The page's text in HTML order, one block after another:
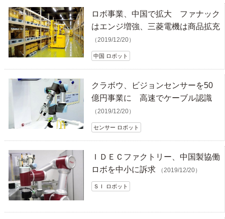
ロボ事業、中国で拡大 ファナック
はエンジ増強、三菱電機は商品拡充
（2019/12/20）
中国 ロボット
クラボウ、ビジョンセンサーを50
億円事業に 高速でケーブル認識
（2019/12/20）
センサー ロボット
ＩＤＥＣファクトリー、中国製協働
ロボを中小に訴求
（2019/12/20）
ＳＩ ロボット